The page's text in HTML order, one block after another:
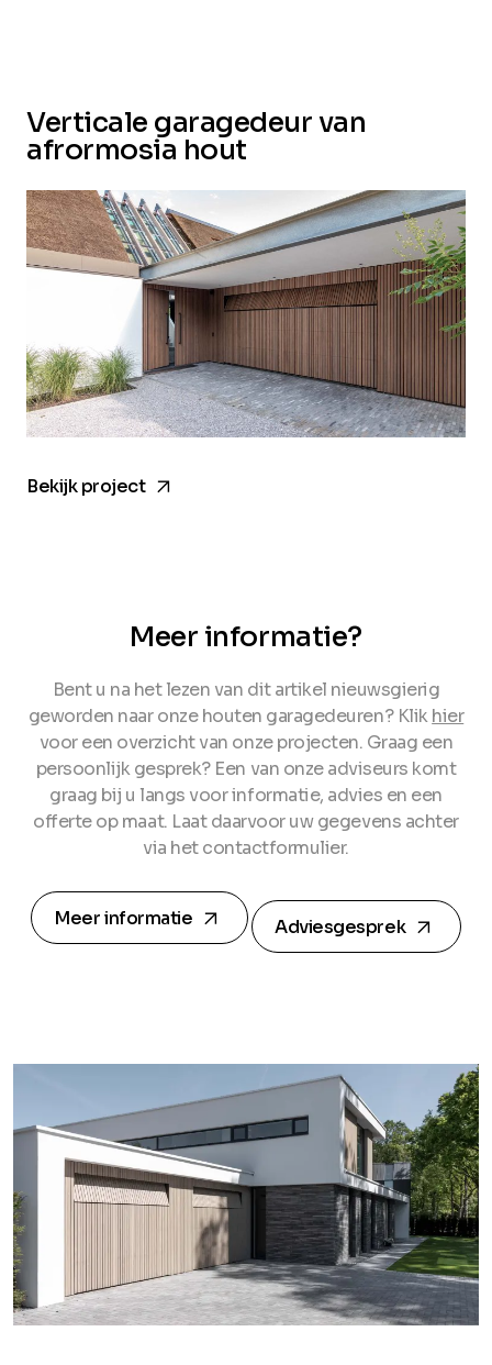
Bekijk projectarrow_forward
Verticale garagedeur van
afrormosia hout
Meer informatie?
Bent u na het lezen van dit artikel nieuwsgierig
geworden naar onze houten garagedeuren? Klikhier
voor een overzicht van onze projecten. Graag een
persoonlijk gesprek? Een van onze adviseurs komt
graag bij u langs voor informatie, advies en een
offerte op maat. Laat daarvoor uw gegevens achter
via het contactformulier.
Meer informatiearrow_forward Adviesgesprekarrow_forward